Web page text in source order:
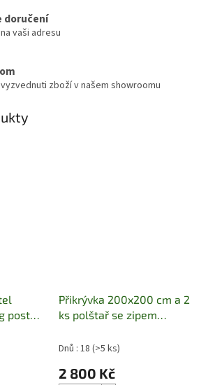
doručení
vaši adresu
zboží v našem showroomu
postel
Přikrývka 200x200 cm a 2
ks polštař se zipem
Dnů : 18 (>5 ks)
2 800 Kč